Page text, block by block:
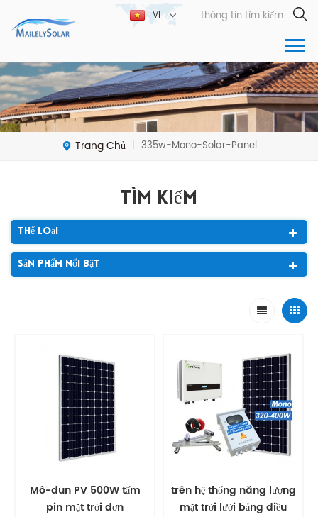
VI
Trang Chủ | 335w-Mono-Solar-Panel
Tìm Kiếm
Thể Loại
Sản Phẩm Nổi Bật
Mô-đun PV 500W tấm
pin mặt trời đơn
trên hệ thống năng lượng
mặt trời lưới bảng điều